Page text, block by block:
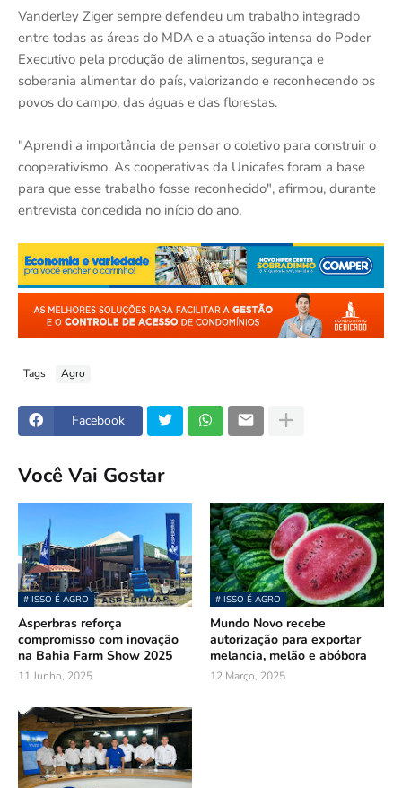
Vanderley Ziger sempre defendeu um trabalho integrado
entre todas as áreas do MDA e a atuação intensa do Poder
Executivo pela produção de alimentos, segurança e
soberania alimentar do país, valorizando e reconhecendo os
povos do campo, das águas e das florestas.
"Aprendi a importância de pensar o coletivo para construir o
cooperativismo. As cooperativas da Unicafes foram a base
para que esse trabalho fosse reconhecido", afirmou, durante
entrevista concedida no início do ano.
Tags Agro
Facebook
Você Vai Gostar
# ISSO É AGRO
Asperbras reforça
compromisso com inovação
na Bahia Farm Show 2025
11 Junho, 2025
# ISSO É AGRO
Mundo Novo recebe
autorização para exportar
melancia, melão e abóbora
12 Março, 2025